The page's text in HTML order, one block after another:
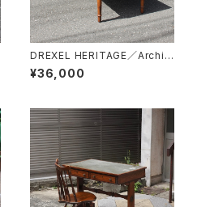
DREXEL HERITAGE／Archit
ectual Low Table
¥36,000